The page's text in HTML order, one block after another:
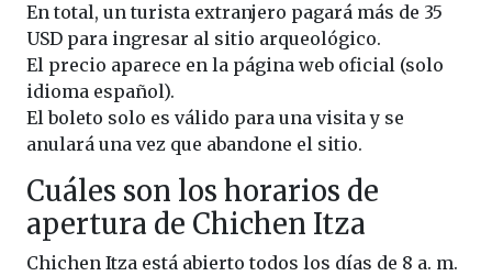
En total, un turista extranjero pagará más de 35
USD para ingresar al sitio arqueológico.
El precio aparece en la página web oficial (solo
idioma español).
El boleto solo es válido para una visita y se
anulará una vez que abandone el sitio.
Cuáles son los horarios de
apertura de Chichen Itza
Chichen Itza está abierto todos los días de 8 a. m.